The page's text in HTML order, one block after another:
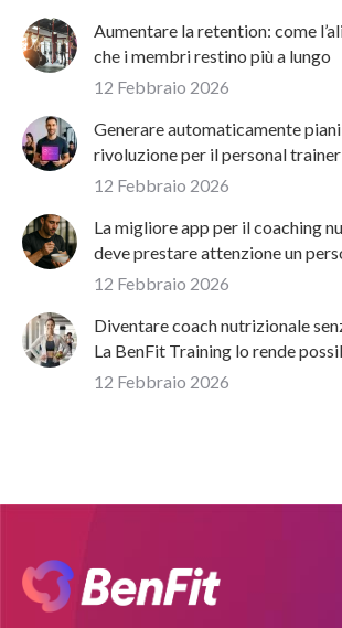
Aumentare la retention: come
che i membri restino più a lungo
12 Febbraio 2026
Generare automaticamente
rivoluzione per il personal trainer
12 Febbraio 2026
La migliore app per il coaching
deve prestare attenzione un
12 Febbraio 2026
Diventare coach nutrizionale
La BenFit Training lo rende
12 Febbraio 2026